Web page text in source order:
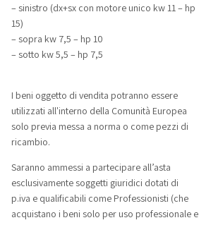
– sinistro (dx+sx con motore unico kw 11 – hp
15)
– sopra kw 7,5 – hp 10
– sotto kw 5,5 – hp 7,5
I beni oggetto di vendita potranno essere
utilizzati all'interno della Comunità Europea
solo previa messa a norma o come pezzi di
ricambio.
Saranno ammessi a partecipare all’asta
esclusivamente soggetti giuridici dotati di
p.iva e qualificabili come Professionisti (che
acquistano i beni solo per uso professionale e